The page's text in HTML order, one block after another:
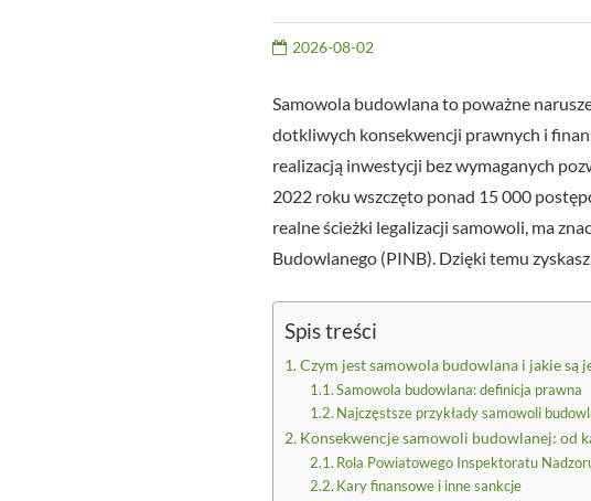
2026-08-02
Samowola budowlana to poważne
dotkliwych konsekwencji prawnych i
realizacją inwestycji bez wymaganych
2022 roku wszczęto ponad 15 000
realne ścieżki legalizacji samowoli, ma
Budowlanego (PINB). Dzięki temu
Spis treści
Czym jest samowola budowlana i jakie są
Samowola budowlana: definicja prawna
Najczęstsze przykłady samowoli
Konsekwencje samowoli budowlanej: od
Rola Powiatowego Inspektoratu
Kary finansowe i inne sankcje